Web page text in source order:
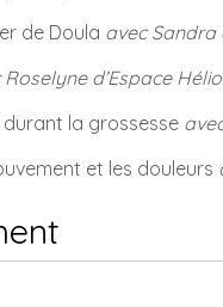
de Doula avec Sandra
Roselyne d’Espace
durant la grossesse
et les douleurs